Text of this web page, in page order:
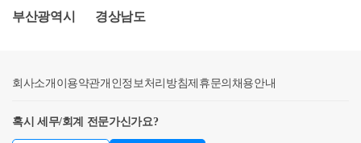
우에는 1주택을 보유하고 1세대를 구성하는 자가 직계
상속주택의 경우, 상속지분이 가장 큰 자의 주택으로
공동상속주택은 주택수에 포함하지 않습니다. 공동상
로서, 합친 날로부터 10년 이내에 먼저 양도하는 주택
가 과세 됩니다. (암, 희귀성 질환 등 중대한 질병으로
용가능)​​결혼으로 2채의 집을 갖게 될 경우각각 1주택
도3) 종전주택은 1세대 1주택 비과세 요건(2년이상 보
가능하여 가족에게 양도를 고려하시는 분들도 있으실
을 양도한다면 일시적 2주택 양도세 비과세를 적용받
부산광역시 경상남도
회사소개 이용약관개인정보처리방침제휴문의 채용안내
혹시 세무/회계 전문가신가요?